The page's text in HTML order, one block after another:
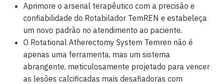
Aprimore o arsenal terapêutico com a precisão e
confiabilidade do Rotabilador TemREN e estabeleça
um novo padrão no atendimento ao paciente.
O Rotational Atherectomy System Temren não é
apenas uma ferramenta, mas um sistema
abrangente, meticulosamente projetado para vencer
as lesões calcificadas mais desafiadoras com